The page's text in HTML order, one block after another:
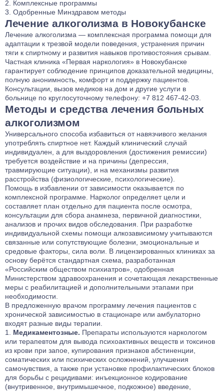
Комплексные программы
Одобренные Минздравом методы
Лечение алкоголизма в Новокубанске
Лечение алкоголизма — комплексная программа помощи для
адаптации к трезвой модели поведения, устранения причин
тяги к спиртному и развития навыков противостояния срывам.
Частная клиника «Первая наркология» в Новокубанске
гарантирует соблюдение принципов доказательной медицины,
полную анонимность, комфорт и поддержку пациентов.
Консультации, вызов медиков на дом и другие услуги в
больнице по круглосуточному телефону: +7 812 467-42-03
Методы и средства лечения больных
алкоголизмом
Универсального способа избавиться от навязчивого желания
употреблять спиртное нет. Каждый клинический случай
индивидуален, а для выздоровления (достижения ремиссии)
требуется воздействие и на причины (депрессия,
травмирующие ситуации), и на механизмы развития
расстройства (физиологические, психологические).
Помощь в избавлении от зависимости оказывается по
комплексной программе. Нарколог определяет цели и
составляет план отдельно для пациента после осмотра,
консультации для сбора анамнеза, первичной диагностики,
анализов и прочих видов обследования. При разработке
индивидуальной схемы помощи алкозависимому учитываются
связанные или сопутствующие болезни, эмоциональные и
средовые факторы, сила воли. В лицензированных клиниках за
основу берётся стандартная схема, разработанная
«Российским обществом психиатров», одобренная
Министерством здравоохранения и сочетающая лекарственные
меры с реабилитацией и дополнительными этапами при
необходимости.
В предложенную врачом программу лечения пациентов с
хронической зависимостью в стационаре или амбулаторно
входят разные виды терапии.
Медикаментозные. Препараты используются наркологом
или терапевтом для вывода психоактивных веществ и токсинов
из крови при запое, купирования признаков абстиненции,
соматических или психических осложнений, улучшения
самочувствия, а также при установке профилактических блоков
для борьбы с рецидивами: инъекционное кодирование
(внутривенное, внутримышечное, подкожное) введение,